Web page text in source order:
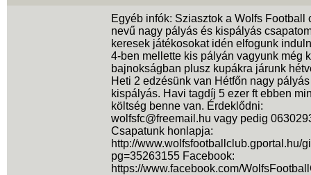
Egyéb infók: Sziasztok a Wolfs Football
nevű nagy pályás és kispályás
keresek játékosokat idén elfogunk
4-ben mellette kis pályán vagyunk még
bajnokságban plusz kupákra járunk
Heti 2 edzésünk van Hétfőn nagy
kispályás. Havi tagdíj 5 ezer ft ebben
költség benne van. Érdeklődni:
wolfsfc@freemail.hu vagy pedig
Csapatunk honlapja:
http://www.wolfsfootballclub.gportal.hu/
pg=35263155 Facebook:
https://www.facebook.com/